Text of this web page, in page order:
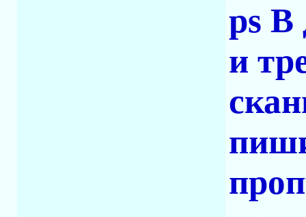
ps В
и